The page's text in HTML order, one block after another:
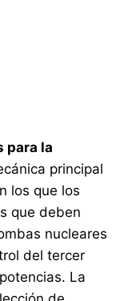
para la
principal
los que los
que deben
nucleares
del tercer
La